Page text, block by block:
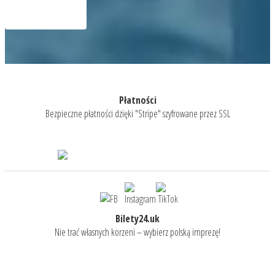
Płatności
Bezpieczne płatności dzięki "Stripe" szyfrowane przez SSL
Bilety24.uk
Nie trać własnych korzeni – wybierz polską imprezę!